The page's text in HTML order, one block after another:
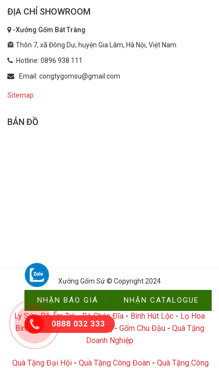
ĐỊA CHỈ SHOWROOM
-Xưởng Gốm Bát Tràng
🏤 Thôn 7, xã Đông Dư, huyện Gia Lâm, Hà Nội, Việt Nam
Hotline: 0896 938 111
Email: congtygomsu@gmail.com
Sitemap
BẢN ĐỒ
Xưởng Gốm Sứ © Copyright 2024
Ly Sứ-Bộ Ấm Trà-Bộ Chén Đĩa - Bình Hút Lộc - Lọ Hoa
Bình Hoa
-Gốm Sứ Gia Dụng- Gốm Chu Đậu- Quà Tặng
Doanh Nghiệp
Quà Tặng Đại Hội - Quà Tặng Công Đoàn - Quà Tặng Công
0888 032 333
NHẬN BÁO GIÁ NHẬN CATALOGUE